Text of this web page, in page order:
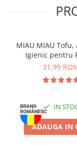
Batoane Rozătoare
Îngrijire Rozătoare
Cuști Rozătoare
Hrană
Hrană Pești
Hrană Broaște
MIAU MIAU
Igienic pentru
Lavandă,
31,99
IN
ADAUGA IN